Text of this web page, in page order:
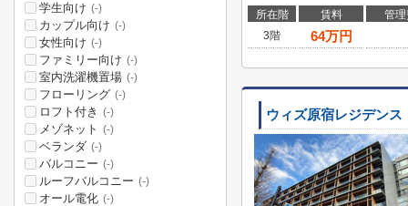
所在階 賃料
管
3階
64万円
ウィズ原宿レジデンス
学生向け (-)
カップル向け (-)
女性向け (-)
ファミリー向け (-)
室内洗濯機置場 (-)
フローリング (-)
ロフト付き (-)
メゾネット (-)
ベランダ (-)
バルコニー (-)
ルーフバルコニー (-)
オール電化 (-)